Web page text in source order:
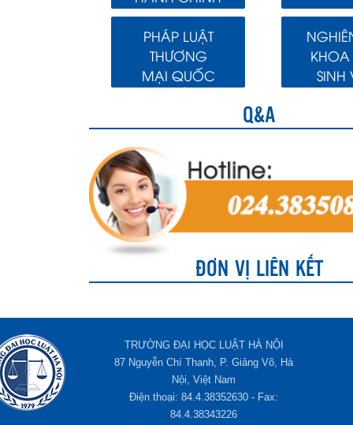
PHÁP LUẬT
THƯƠNG
MẠI QUỐC
SINH
Q&A
ĐƠN VỊ LIÊN KẾT
TRƯỜNG ĐẠI HỌC LUẬT HÀ NỘI
87 Nguyễn Chí Thanh, P. Giảng Võ, Hà
Nội, Việt Nam
Điện thoại: 84.4.38352630 - Fax:
84.4.38343226